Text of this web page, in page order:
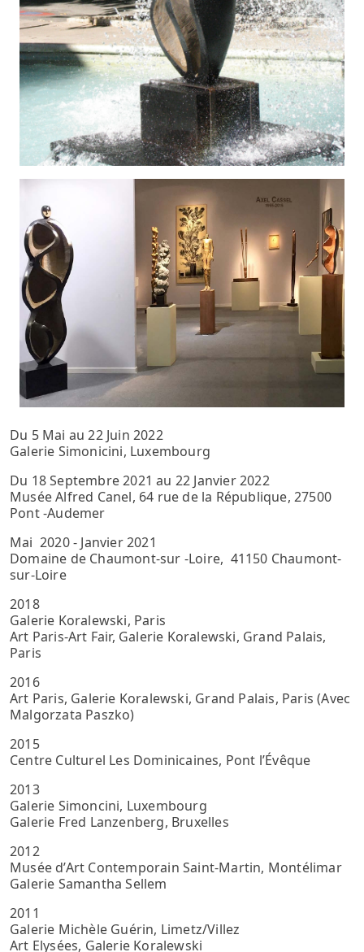
Du 5 Mai au 22 Juin 2022
Galerie Simonicini, Luxembourg
Du 18 Septembre 2021 au 22 Janvier 2022
Musée Alfred Canel, 64 rue de la République, 27500
Pont -Audemer
Mai 2020 - Janvier 2021
Domaine de Chaumont-sur -Loire, 41150 Chaumont-
sur-Loire
2018
Galerie Koralewski, Paris
Art Paris-Art Fair, Galerie Koralewski, Grand Palais,
Paris
2016
Art Paris, Galerie Koralewski, Grand Palais, Paris (Avec
Malgorzata Paszko)
2015
Centre Culturel Les Dominicaines, Pont l’Évêque
2013
Galerie Simoncini, Luxembourg
Galerie Fred Lanzenberg, Bruxelles
2012
Musée d’Art Contemporain Saint-Martin, Montélimar
Galerie Samantha Sellem
2011
Galerie Michèle Guérin, Limetz/Villez
Art Elysées, Galerie Koralewski